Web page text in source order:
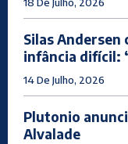
18 De Julho, 2026
Silas Andersen
infância difícil:
14 De Julho, 2026
Plutonio
Alvalade